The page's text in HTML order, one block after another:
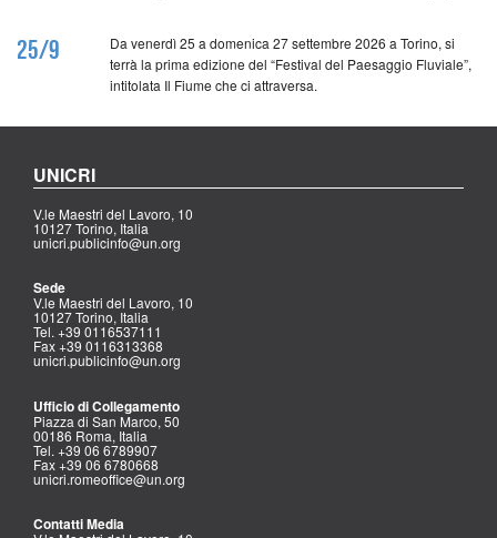
25/9
Da venerdì 25 a domenica 27 settembre 2026 a Torino, si
terrà la prima edizione del “Festival del Paesaggio Fluviale”,
intitolata Il Fiume che ci attraversa.
UNICRI
V.le Maestri del Lavoro, 10
10127 Torino, Italia
unicri.publicinfo@un.org
Sede
V.le Maestri del Lavoro, 10
10127 Torino, Italia
Tel. +39 0116537111
Fax +39 0116313368
unicri.publicinfo@un.org
Ufficio di Collegamento
Piazza di San Marco, 50
00186 Roma, Italia
Tel. +39 06 6789907
Fax +39 06 6780668
unicri.romeoffice@un.org
Contatti Media